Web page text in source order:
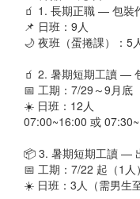
🧃 1. 長期正職 — 包裝
📌 日班：9人
🌙 夜班（蛋捲課）：5
🧃 2. 暑期短期工讀 —
📅 工期：7/29～9月底
☀️ 日班：12人
07:00~16:00 或
📦 3. 暑期短期工讀 —
📅 工期：7/22 起（1
☀️ 日班：3人（需男生